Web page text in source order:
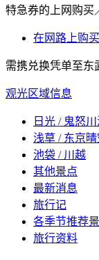
特急券的上网购买
在网路上购
需携兑换凭单至东
观光区域信息
日光 / 鬼怒
浅草 / 东京
池袋 / 川越
其他景点
最新消息
旅行记
各季节推荐
旅行资料